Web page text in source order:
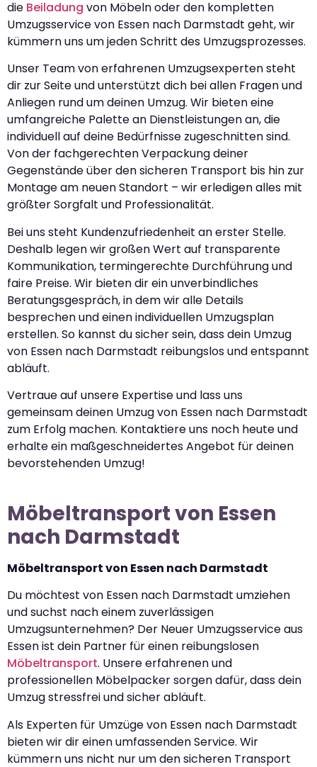
die Beiladung von Möbeln oder den kompletten
Umzugsservice von Essen nach Darmstadt geht, wir
kümmern uns um jeden Schritt des Umzugsprozesses.
Unser Team von erfahrenen Umzugsexperten steht
dir zur Seite und unterstützt dich bei allen Fragen und
Anliegen rund um deinen Umzug. Wir bieten eine
umfangreiche Palette an Dienstleistungen an, die
individuell auf deine Bedürfnisse zugeschnitten sind.
Von der fachgerechten Verpackung deiner
Gegenstände über den sicheren Transport bis hin zur
Montage am neuen Standort – wir erledigen alles mit
größter Sorgfalt und Professionalität.
Bei uns steht Kundenzufriedenheit an erster Stelle.
Deshalb legen wir großen Wert auf transparente
Kommunikation, termingerechte Durchführung und
faire Preise. Wir bieten dir ein unverbindliches
Beratungsgespräch, in dem wir alle Details
besprechen und einen individuellen Umzugsplan
erstellen. So kannst du sicher sein, dass dein Umzug
von Essen nach Darmstadt reibungslos und entspannt
abläuft.
Vertraue auf unsere Expertise und lass uns
gemeinsam deinen Umzug von Essen nach Darmstadt
zum Erfolg machen. Kontaktiere uns noch heute und
erhalte ein maßgeschneidertes Angebot für deinen
bevorstehenden Umzug!
Möbeltransport von Essen
nach Darmstadt
Möbeltransport von Essen nach Darmstadt
Du möchtest von Essen nach Darmstadt umziehen
und suchst nach einem zuverlässigen
Umzugsunternehmen? Der Neuer Umzugsservice aus
Essen ist dein Partner für einen reibungslosen
Möbeltransport. Unsere erfahrenen und
professionellen Möbelpacker sorgen dafür, dass dein
Umzug stressfrei und sicher abläuft.
Als Experten für Umzüge von Essen nach Darmstadt
bieten wir dir einen umfassenden Service. Wir
kümmern uns nicht nur um den sicheren Transport